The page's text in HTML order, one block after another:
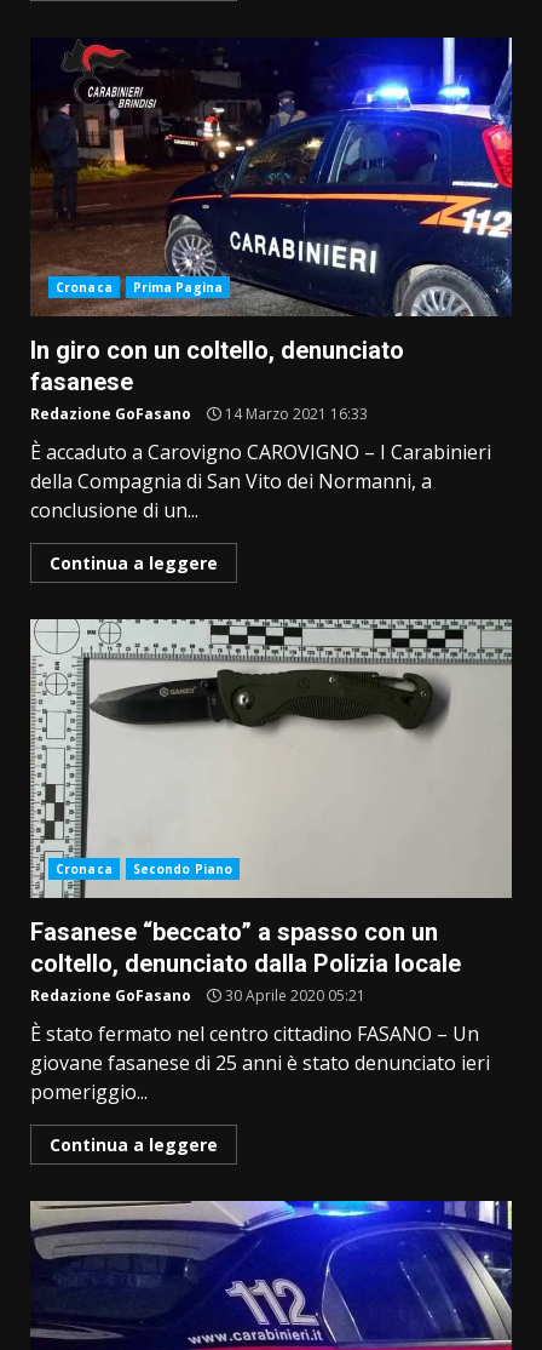
Cronaca Prima Pagina
In giro con un coltello, denunciato
fasanese
Redazione GoFasano 14 Marzo 2021 16:33
È accaduto a Carovigno CAROVIGNO – I Carabinieri
della Compagnia di San Vito dei Normanni, a
conclusione di un...
Continua a leggere
Cronaca Secondo Piano
Fasanese “beccato” a spasso con un
coltello, denunciato dalla Polizia locale
Redazione GoFasano 30 Aprile 2020 05:21
È stato fermato nel centro cittadino FASANO – Un
giovane fasanese di 25 anni è stato denunciato ieri
pomeriggio...
Continua a leggere